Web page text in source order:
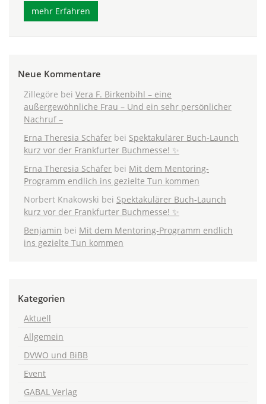
mehr Erfahren
Neue Kommentare
Zillegöre bei Vera F. Birkenbihl – eine
außergewöhnliche Frau – Und ein sehr persönlicher
Nachruf –
Erna Theresia Schäfer bei Spektakulärer Buch-Launch
kurz vor der Frankfurter Buchmesse! ✨
Erna Theresia Schäfer bei Mit dem Mentoring-
Programm endlich ins gezielte Tun kommen
Norbert Knakowski bei Spektakulärer Buch-Launch
kurz vor der Frankfurter Buchmesse! ✨
Benjamin bei Mit dem Mentoring-Programm endlich
ins gezielte Tun kommen
Kategorien
Aktuell
Allgemein
DVWO und BiBB
Event
GABAL Verlag